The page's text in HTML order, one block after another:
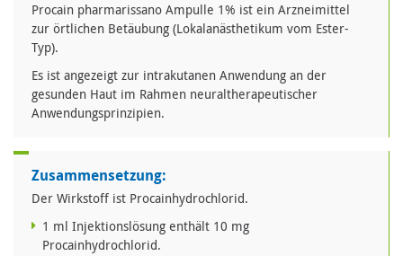
Procain pharmarissano Ampulle 1% ist ein Arzneimittel
zur örtlichen Betäubung (Lokalanästhetikum vom Ester-
Typ).
Es ist angezeigt zur intrakutanen Anwendung an der
gesunden Haut im Rahmen neuraltherapeutischer
Anwendungsprinzipien.
Zusammensetzung:
Der Wirkstoff ist Procainhydrochlorid.
1 ml Injektionslösung enthält 10 mg
Procainhydrochlorid.